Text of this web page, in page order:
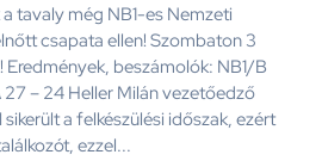
tavaly még NB1-es Nemzeti
csapata ellen! Szombaton 3
beszámolók: NB1/B
– 24 Heller Milán vezetőedző
a felkészülési időszak, ezért
ezzel...